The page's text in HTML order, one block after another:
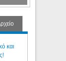
και